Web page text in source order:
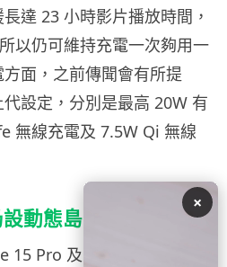
達 23 小時影片播放時間，
以仍可維持充電一次夠用一
面，之前傳聞會有所提
設定，分別是最高 20W 有
無線充電及 7.5W Qi 無線
動態島
15 Pro 及 15 Pro Max 依然
×